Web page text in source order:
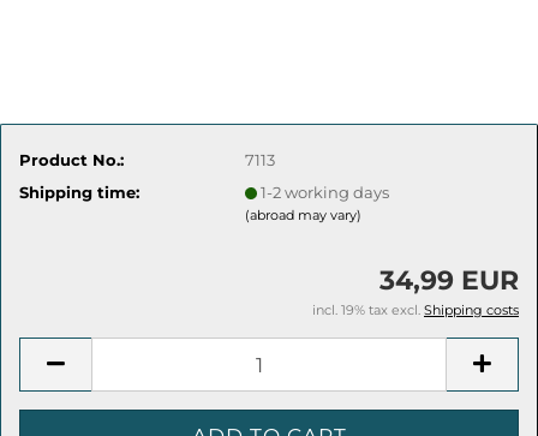
Product No.:
7113
Shipping time:
1-2 working days
(abroad may vary)
34,99 EUR
incl. 19% tax excl. Shipping costs